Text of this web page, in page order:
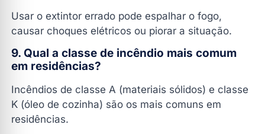
Usar o extintor errado pode espalhar o fogo,
causar choques elétricos ou piorar a situação.
9. Qual a classe de incêndio mais comum
em residências?
Incêndios de classe A (materiais sólidos) e classe
K (óleo de cozinha) são os mais comuns em
residências.